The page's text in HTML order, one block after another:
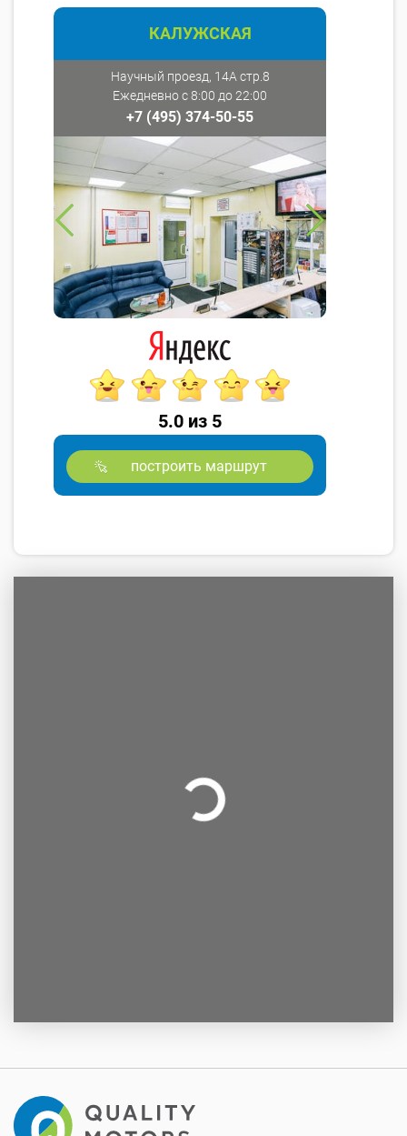
КАЛУЖСКАЯ
Научный проезд, 14А стр.8
Ежедневно с 8:00 до 22:00
+7 (495) 374-50-55
5.0 из 5
построить маршрут